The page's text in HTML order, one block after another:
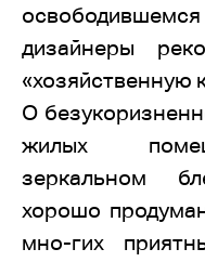
дизайнеры
«хозяйственную
О
жилых
зеркальном
хорошо
мно-гих